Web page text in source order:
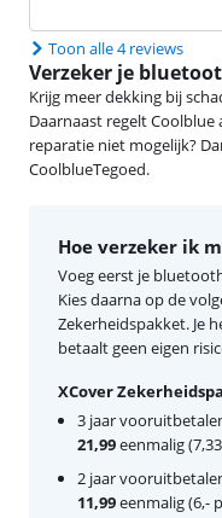
Toon alle 4 reviews
Verzeker je
Krijg meer dekking bij
Daarnaast regelt
reparatie niet mogelijk?
CoolblueTegoed.
Hoe verzeker ik
Voeg eerst je
Kies daarna op de
Zekerheidspakket. Je
betaalt geen eigen
XCover
3 jaar
21,99eenmalig
2 jaar
11,99eenmalig (6,-